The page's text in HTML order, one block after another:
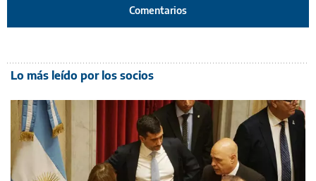
Comentarios
Lo más leído por los socios